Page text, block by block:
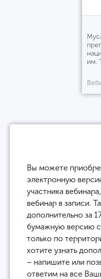
им.
Вы можете
электронную
участника
вебинар в записи.
дополнительно за
бумажную версию
только по
хотите узнать
– напишите или
ответим на все